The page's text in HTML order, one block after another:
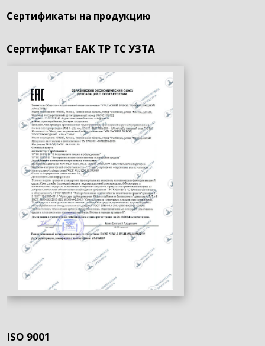
Сертификаты на продукцию
Сертификат ЕАК ТР ТС УЗТА
ISO 9001